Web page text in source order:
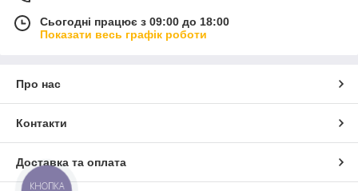
Сьогодні працює з 09:00 до 18:00
Показати весь графік роботи
Про нас
Контакти
Доставка та оплата
КНОПКА